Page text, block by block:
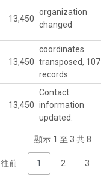
13,450
organization
changed
13,450
coordinates
transposed, 107
records
13,450
Contact
information
updated.
顯示 1 至 3 共 8
往前 1 2 3